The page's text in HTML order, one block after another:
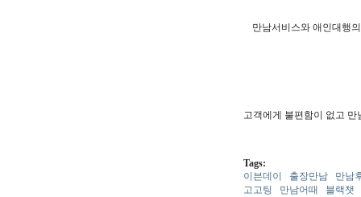
만남서비스와 애인대행
고객에게 불편함이 없고
Tags:
이븐데이
출장만남
만남
고고팅
만남어때 블랙챗